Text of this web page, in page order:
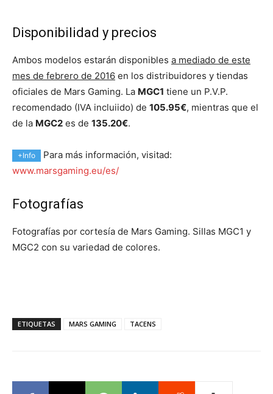
Disponibilidad y precios
Ambos modelos estarán disponibles a mediado de este
mes de febrero de 2016 en los distribuidores y tiendas
oficiales de Mars Gaming. La MGC1 tiene un P.V.P.
recomendado (IVA incluiido) de 105.95€, mientras que el
de la MGC2 es de 135.20€.
+Info
Para más información, visitad:
www.marsgaming.eu/es/
Fotografías
Fotografías por cortesía de Mars Gaming. Sillas MGC1 y
MGC2 con su variedad de colores.
ETIQUETAS MARS GAMING TACENS